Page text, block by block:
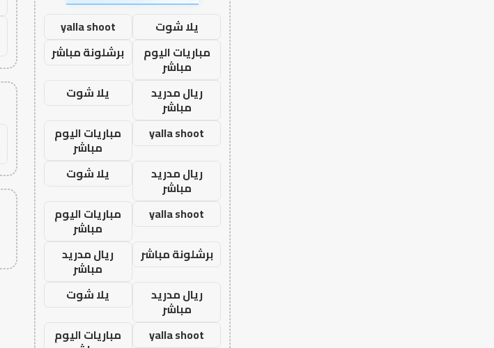
يلا شوت
yalla shoot
مباريات اليوم
مباشر
برشلونة مباشر
ريال مدريد
مباشر
يلا شوت
yalla shoot
مباريات اليوم
مباشر
ريال مدريد
مباشر
يلا شوت
yalla shoot
مباريات اليوم
مباشر
برشلونة مباشر
ريال مدريد
مباشر
ريال مدريد
مباشر
يلا شوت
yalla shoot
مباريات اليوم